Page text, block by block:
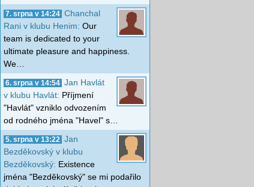
7. srpna v 14:24 Chanchal
Rani v klubu Henim: Our
team is dedicated to your
ultimate pleasure and happiness.
We…
6. srpna v 14:54 Jan Havlát
v klubu Havlát: Příjmení
"Havlát" vzniklo odvozením
od rodného jména "Havel" s…
5. srpna v 13:22
Jan
Bezděkovský v klubu
Bezděkovský: Existence
jména "Bezděkovský" se mi podařilo